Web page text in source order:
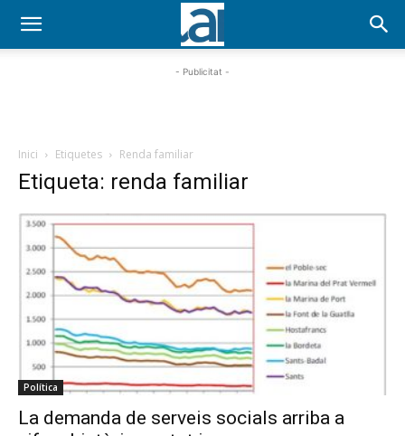
- Publicitat -
Inici Etiquetes Renda familiar
Etiqueta: renda familiar
Política
La demanda de serveis socials arriba a